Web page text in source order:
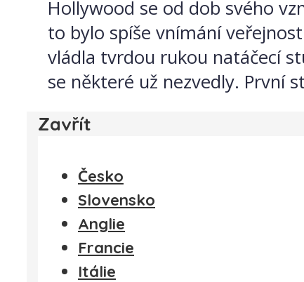
Hollywood se od dob svého
to bylo spíše vnímání
vládla tvrdou rukou natáčecí
se některé už nezvedly. První
Zavřít
Česko
Slovensko
Anglie
Francie
Itálie